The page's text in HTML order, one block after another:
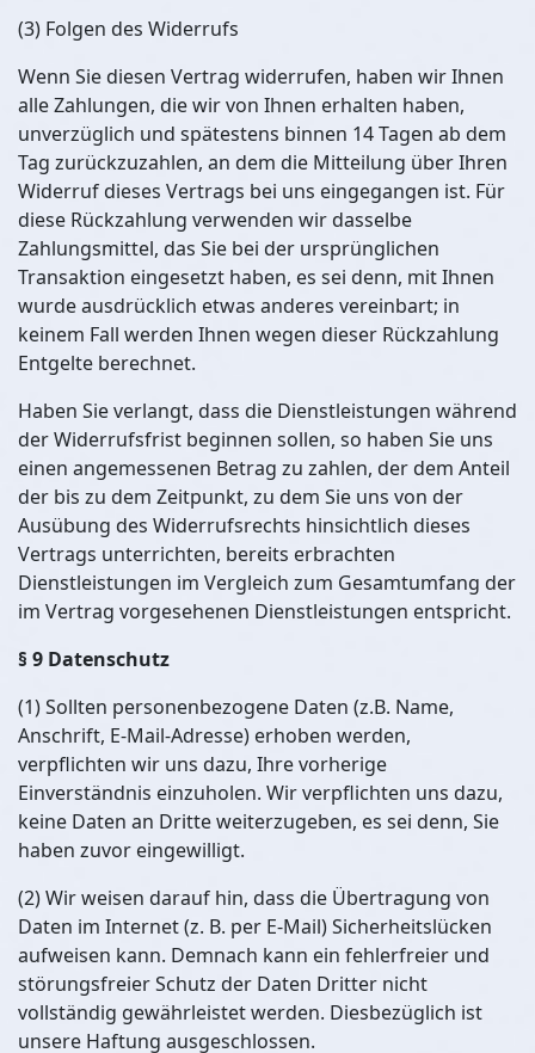
(3) Folgen des Widerrufs
Wenn Sie diesen Vertrag widerrufen, haben wir Ihnen
alle Zahlungen, die wir von Ihnen erhalten haben,
unverzüglich und spätestens binnen 14 Tagen ab dem
Tag zurückzuzahlen, an dem die Mitteilung über Ihren
Widerruf dieses Vertrags bei uns eingegangen ist. Für
diese Rückzahlung verwenden wir dasselbe
Zahlungsmittel, das Sie bei der ursprünglichen
Transaktion eingesetzt haben, es sei denn, mit Ihnen
wurde ausdrücklich etwas anderes vereinbart; in
keinem Fall werden Ihnen wegen dieser Rückzahlung
Entgelte berechnet.
Haben Sie verlangt, dass die Dienstleistungen während
der Widerrufsfrist beginnen sollen, so haben Sie uns
einen angemessenen Betrag zu zahlen, der dem Anteil
der bis zu dem Zeitpunkt, zu dem Sie uns von der
Ausübung des Widerrufsrechts hinsichtlich dieses
Vertrags unterrichten, bereits erbrachten
Dienstleistungen im Vergleich zum Gesamtumfang der
im Vertrag vorgesehenen Dienstleistungen entspricht.
§ 9 Datenschutz
(1) Sollten personenbezogene Daten (z.B. Name,
Anschrift, E-Mail-Adresse) erhoben werden,
verpflichten wir uns dazu, Ihre vorherige
Einverständnis einzuholen. Wir verpflichten uns dazu,
keine Daten an Dritte weiterzugeben, es sei denn, Sie
haben zuvor eingewilligt.
(2) Wir weisen darauf hin, dass die Übertragung von
Daten im Internet (z. B. per E-Mail) Sicherheitslücken
aufweisen kann. Demnach kann ein fehlerfreier und
störungsfreier Schutz der Daten Dritter nicht
vollständig gewährleistet werden. Diesbezüglich ist
unsere Haftung ausgeschlossen.